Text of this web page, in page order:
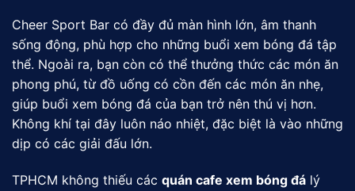
Cheer Sport Bar có đầy đủ màn hình lớn, âm thanh
sống động, phù hợp cho những buổi xem bóng đá tập
thể. Ngoài ra, bạn còn có thể thưởng thức các món ăn
phong phú, từ đồ uống có cồn đến các món ăn nhẹ,
giúp buổi xem bóng đá của bạn trở nên thú vị hơn.
Không khí tại đây luôn náo nhiệt, đặc biệt là vào những
dịp có các giải đấu lớn.
TPHCM không thiếu các quán cafe xem bóng đá lý